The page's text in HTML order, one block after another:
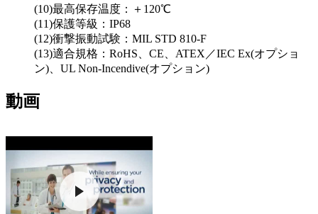
(10)最高保存温度：＋120℃
(11)保護等級：IP68
(12)衝撃振動試験：MIL STD 810-F
(13)適合規格：RoHS、CE、ATEX／IEC Ex(オプショ
ン)、UL Non-Incendive(オプション)
動画